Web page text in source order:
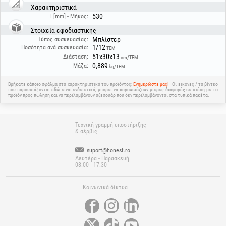
Χαρακτηριστικά
L[mm] - Μήκος:
530
Στοιχεία εφοδιαστικής
Τύπος συσκευασίας: Μπλίστερ
Ποσότητα ανά συσκευασία: 1/12 ΤΕΜ
Διάσταση: 51x30x13 cm/ΤΕΜ
Μάζα: 0,889 kg/ΤΕΜ
Βρήκατε κάποιο σφάλμα στα χαρακτηριστικά του προϊόντος;Ενημερώστε μας!
Οι εικόνες / τα βίντεο
που παρουσιάζονται εδώ είναι ενδεικτικά, μπορεί να παρουσιάζουν μικρές διαφορές σε σχέση με το
προϊόν προς πώληση και να περιλαμβάνουν αξεσουάρ που δεν περιλαμβάνονται στα τυπικά πακέτα.
Τεχνική γραμμή υποστήριξης
& σέρβις
suport@honest.ro
Δευτέρα - Παρασκευή
08:00 - 17:30
Κοινωνικά δίκτυα